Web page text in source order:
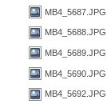
MB4_5687.JPG
MB4_5688.JPG
MB4_5689.JPG
MB4_5690.JPG
MB4_5692.JPG